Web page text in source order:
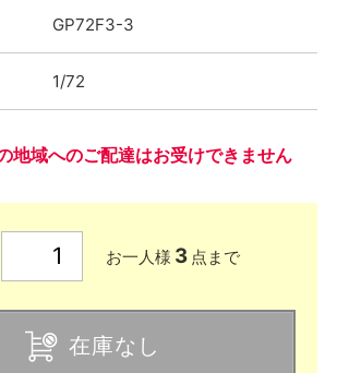
GP72F3-3
1/72
地域へのご配達はお受けできません
お一人様 3 点まで
在庫なし